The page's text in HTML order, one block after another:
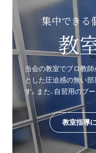
集中できる
教
当会の教室でプロ教
とした圧迫感の無い
す。また、自習用のブ
教室指導